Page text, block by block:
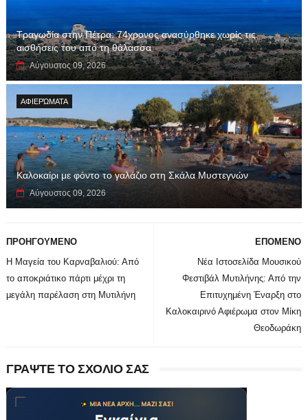
Τραγωδία στην Πέτρα: 74χρονος ανασύρθηκε χωρίς τις
αισθήσεις του από τη θάλασσα
Αύγουστος 09, 2026
ΑΦΙΕΡΏΜΑΤΑ
Καλοκαίρι με φόντο το γαλάζιο στη Σκάλα Μυστεγνών
Αύγουστος 09, 2026
ΕΠΟΜΕΝΟ
Νέα Ιστοσελίδα Μουσικού
Φεστιβάλ Μυτιλήνης: Από την
Επιτυχημένη Έναρξη στο
Καλοκαιρινό Αφιέρωμα στον Μίκη
Θεοδωράκη
ΠΡΟΗΓΟΥΜΕΝΟ
Η Μαγεία του Καρναβαλιού: Από
το αποκριάτικο πάρτι μέχρι τη
μεγάλη παρέλαση στη Μυτιλήνη
ΓΡΑΨΤΕ ΤΟ ΣΧΟΛΙΟ ΣΑΣ